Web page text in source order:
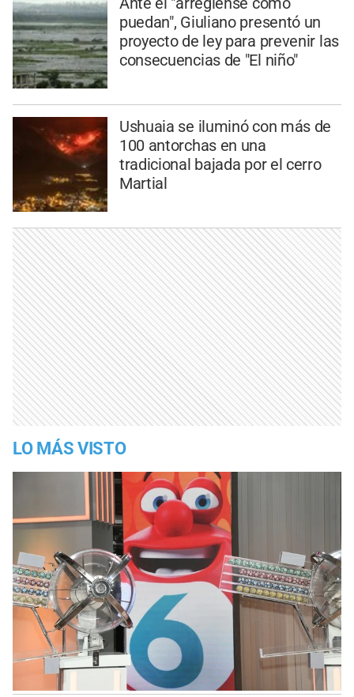
puedan", Giuliano presentó un
proyecto de ley para prevenir las
consecuencias de "El niño"
Ushuaia se iluminó con más de
100 antorchas en una
tradicional bajada por el cerro
Martial
LO MÁS VISTO